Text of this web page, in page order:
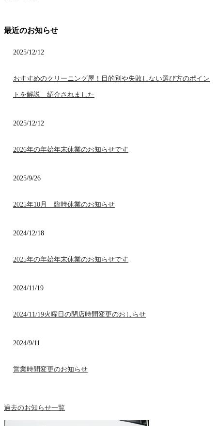
最近のお知らせ
2025/12/12
おすすめのクリーニング屋！目的別や失敗しない選び方のポイン
トを解説 紹介されました
2025/12/12
2026年の年始年末休業のお知らせです
2025/9/26
2025年10月 臨時休業のお知らせ
2024/12/18
2025年の年始年末休業のお知らせです
2024/11/19
2024/11/19火曜日の閉店時間変更のおしらせ
2024/9/11
営業時間変更のお知らせ
過去のお知らせ一覧